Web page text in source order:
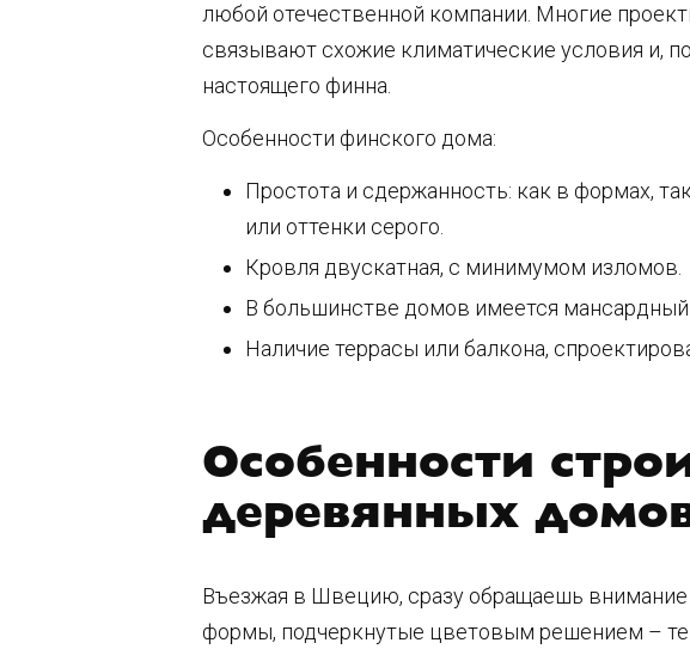
любой отечественной компании. Многие
связывают схожие климатические условия и,
настоящего финна.
Особенности финского дома:
Простота и сдержанность: как в формах,
или оттенки серого.
Кровля двускатная, с минимумом изломов.
В большинстве домов имеется мансардный
Наличие террасы или балкона,
Особенности
деревянных
Въезжая в Швецию, сразу обращаешь внимание
формы, подчеркнутые цветовым решением –